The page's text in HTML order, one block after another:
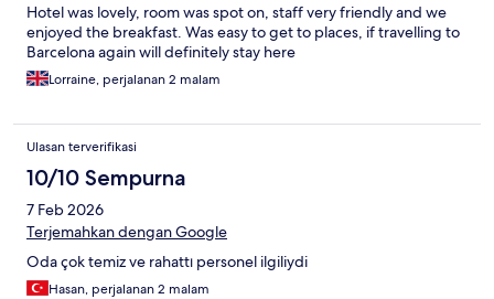
Hotel was lovely, room was spot on, staff very friendly and we
enjoyed the breakfast. Was easy to get to places, if travelling to
Barcelona again will definitely stay here
Lorraine, perjalanan 2 malam
Ulasan terverifikasi
10/10 Sempurna
7 Feb 2026
Terjemahkan dengan Google
Oda çok temiz ve rahattı personel ilgiliydi
Hasan, perjalanan 2 malam